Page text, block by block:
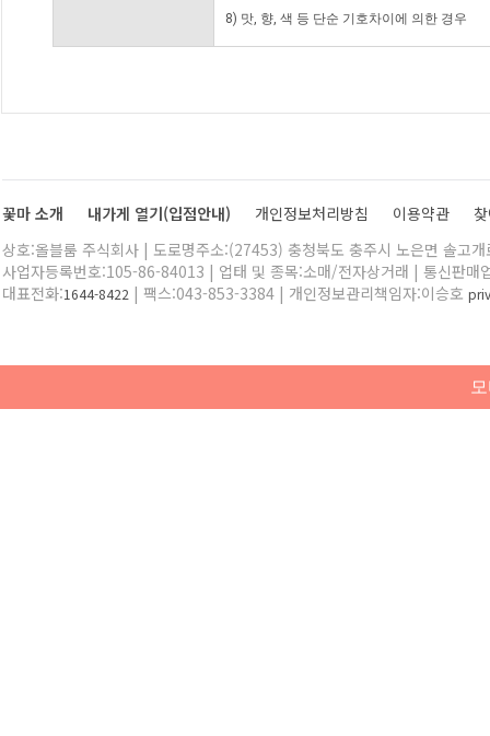
8) 맛, 향, 색 등 단순 기호차이에 의한 경우
꽃마 소개 내가게 열기(입점안내) 개인정보처리방침 이용약관
상호:올블룸 주식회사 | 도로명주소:(27453) 충청북도 충주시 노은면 솔고
사업자등록번호:105-86-84013 | 업태 및 종목:소매/전자상거래 | 통신판매
대표전화:1644-8422 | 팩스:043-853-3384 | 개인정보관리책임자:이승호